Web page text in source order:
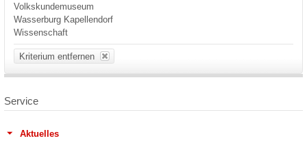
Volkskundemuseum
Wasserburg Kapellendorf
Wissenschaft
Kriterium entfernen
Service
Aktuelles